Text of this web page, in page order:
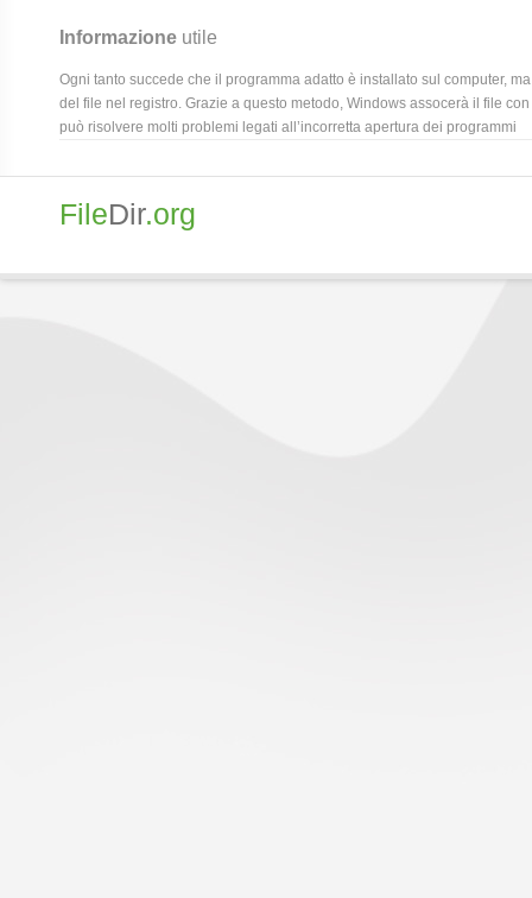
Informazione utile
Ogni tanto succede che il programma adatto è installato sul computer,
del file nel registro. Grazie a questo metodo, Windows assocerà il file
può risolvere molti problemi legati all’incorretta apertura dei programmi
FileDir.org